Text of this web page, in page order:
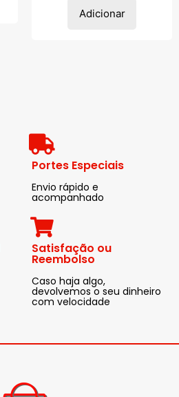
Adicionar
Portes Especiais
Envio rápido e
acompanhado
Satisfação ou
Reembolso
Caso haja algo,
devolvemos o seu dinheiro
com velocidade